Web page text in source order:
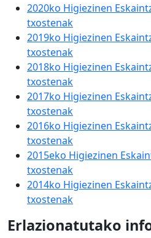
2020ko Higiezinen
txostenak
2019ko Higiezinen
txostenak
2018ko Higiezinen
txostenak
2017ko Higiezinen
txostenak
2016ko Higiezinen
txostenak
2015eko Higiezinen
txostenak
2014ko Higiezinen
txostenak
Erlazionatutako